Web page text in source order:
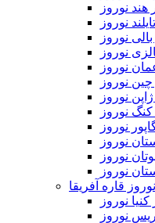
هند نوروز
نوروز
نوروز
نوروز
نوروز
چین نوروز
نوروز
نوروز
نوروز
نوروز
نوروز
نوروز
قاره آفریقا
کنیا نوروز
نوروز